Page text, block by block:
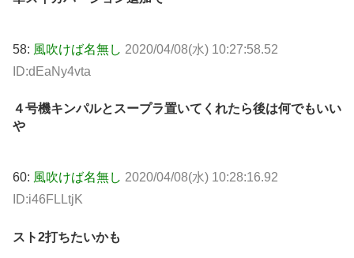
58: 風吹けば名無し 2020/04/08(水) 10:27:58.52
ID:dEaNy4vta
４号機キンパルとスープラ置いてくれたら後は何でもいい
や
60: 風吹けば名無し 2020/04/08(水) 10:28:16.92
ID:i46FLLtjK
スト2打ちたいかも